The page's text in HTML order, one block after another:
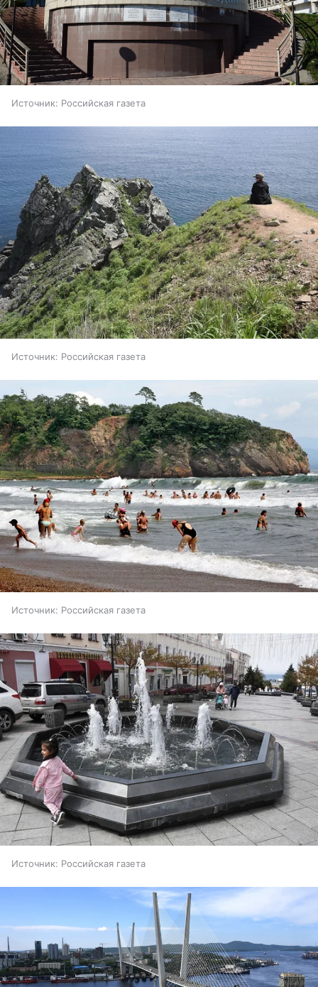
Источник: Российская газета
Источник: Российская газета
Источник: Российская газета
Источник: Российская газета